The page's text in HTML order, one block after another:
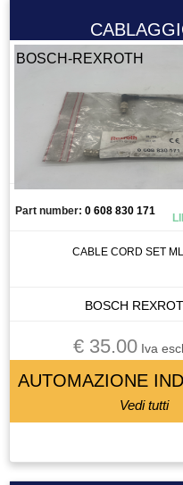
MACCHINA UTENSILE
MADRINO
MANDRINO
MANIPOLATORE
MANOMETRO
MEMORY CARD
MICRO COMPONETE
MOLLA
MOTORE ASINCRONO
MOTORE BRUSCHESS
MOTORE BRUSHLESS
MOTORE LINEARE
MOTORE PASSO PASSO
MOTOVIBRATORE
BOSCH-REXROTH
Part number: 0 608 830 171
CABLE CORD SET
BOSCH
€ 35.00Iva
AUTOMAZIONE
Vedi tutti